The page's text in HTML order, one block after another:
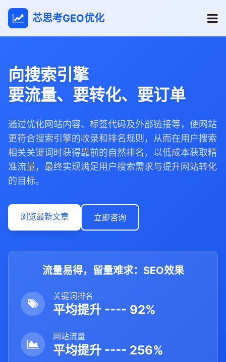
芯思考GEO优化
向搜索引擎
要流量、要转化、要订单
通过优化网站内容、标签代码及外部链接等，使网站
更符合搜索引擎的收录和排名规则，从而在用户搜索
相关关键词时获得靠前的自然排名，以低成本获取精
准流量，最终实现满足用户搜索需求与提升网站转化
的目标。
浏览最新文章 立即咨询
流量易得，留量难求：SEO效果
关键词排名
平均提升 ---- 92%
网站流量
平均提升 ---- 256%